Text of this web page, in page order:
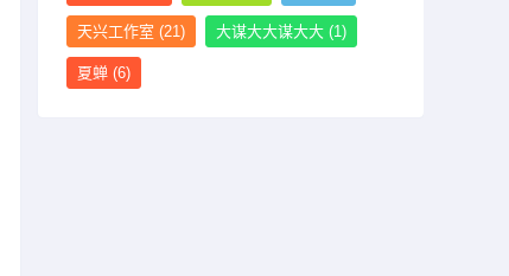
天兴工作室 (21) 大谋大大谋大大 (1)
夏蝉 (6)